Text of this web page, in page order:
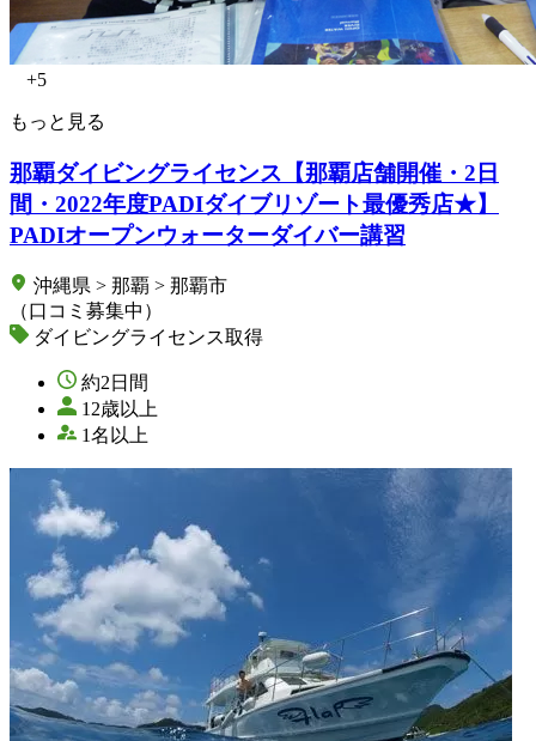
+5
もっと見る
那覇ダイビングライセンス【那覇店舗開催・2日
間・2022年度PADIダイブリゾート最優秀店★】
PADIオープンウォーターダイバー講習
沖縄県 > 那覇 > 那覇市
（口コミ募集中）
ダイビングライセンス取得
約2日間
12歳以上
1名以上